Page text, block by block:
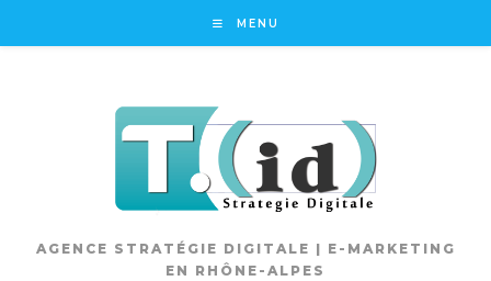
MENU
AGENCE STRATÉGIE DIGITALE | E-MARKETING
EN RHÔNE-ALPES